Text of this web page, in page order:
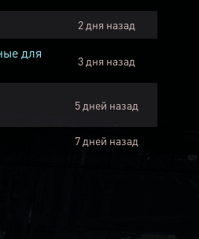
2 дня назад
для
3 дня назад
5 дней назад
7 дней назад